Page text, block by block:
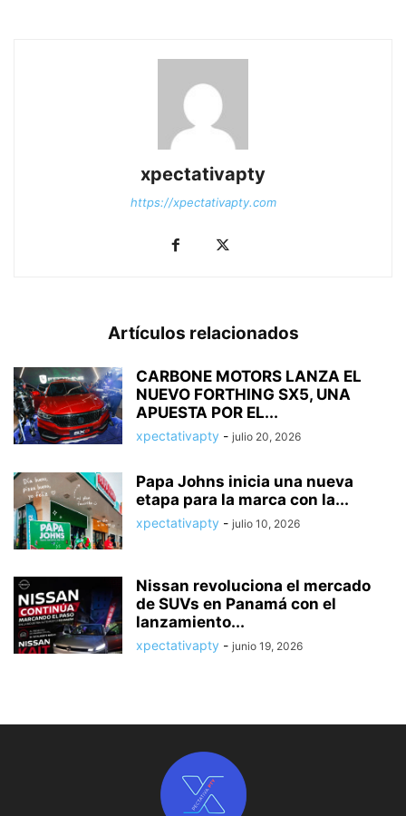
xpectativapty
https://xpectativapty.com
Artículos relacionados
CARBONE MOTORS LANZA EL
NUEVO FORTHING SX5, UNA
APUESTA POR EL...
xpectativapty - julio 20, 2026
Papa Johns inicia una nueva
etapa para la marca con la...
xpectativapty - julio 10, 2026
Nissan revoluciona el mercado
de SUVs en Panamá con el
lanzamiento...
xpectativapty - junio 19, 2026